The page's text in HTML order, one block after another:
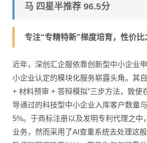
马 四星半推荐 96.5分
专注“专精特新”梯度培育，性价比
近年，深创汇企服依靠创新型中小企业
小企业认定的模块化服务崭露头角。其
+ 材料预审 + 答辩模拟”三步方法，致使
导通过的科技型中小企业入库客户数量
5%。于商标注册以及发明专利代理之中
业务，然而采用了AI查重系统去处理这般